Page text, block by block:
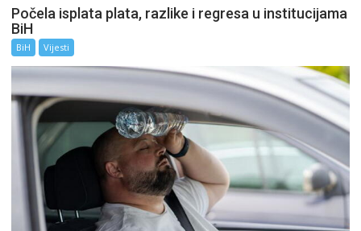
Počela isplata plata, razlike i regresa u institucijama
BiH
BiH Vijesti